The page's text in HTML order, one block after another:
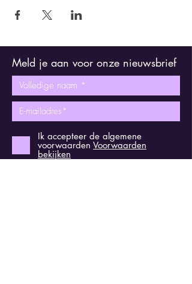
Meld je aan voor onze nieuwsbrief
Ik accepteer de algemene
voorwaarden Voorwaarden
bekijken